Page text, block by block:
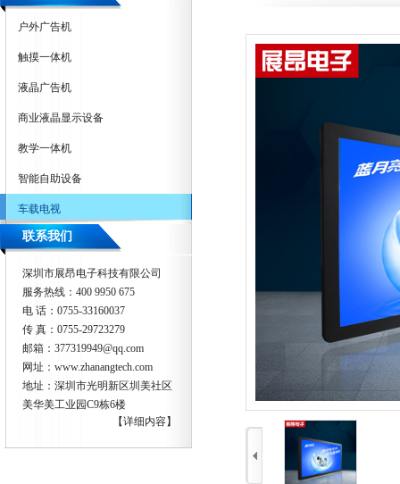
户外广告机
触摸一体机
液晶广告机
商业液晶显示设备
教学一体机
智能自助设备
车载电视
联系我们
深圳市展昂电子科技有限公司
服务热线：400 9950 675
电 话：0755-33160037
传 真：0755-29723279
邮箱： 377319949@qq.com
网址： www.zhanangtech.com
地址：深圳市光明新区圳美社区
美华美工业园C9栋6楼
【详细内容】